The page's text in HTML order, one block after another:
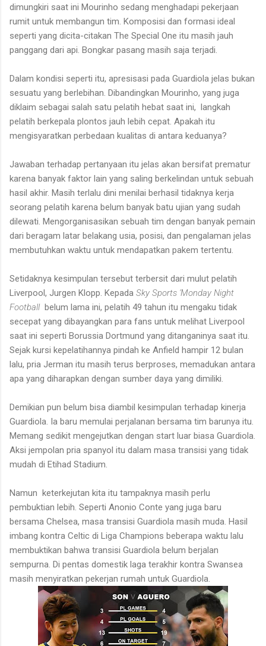
dimungkiri saat ini Mourinho sedang menghadapi pekerjaan
rumit untuk membangun tim. Komposisi dan formasi ideal
seperti yang dicita-citakan The Special One itu masih jauh
panggang dari api. Bongkar pasang masih saja terjadi.
Dalam kondisi seperti itu, apresisasi pada Guardiola jelas bukan
sesuatu yang berlebihan. Dibandingkan Mourinho, yang juga
diklaim sebagai salah satu pelatih hebat saat ini, langkah
pelatih berkepala plontos jauh lebih cepat. Apakah itu
mengisyaratkan perbedaan kualitas di antara keduanya?
Jawaban terhadap pertanyaan itu jelas akan bersifat prematur
karena banyak faktor lain yang saling berkelindan untuk sebuah
hasil akhir. Masih terlalu dini menilai berhasil tidaknya kerja
seorang pelatih karena belum banyak batu ujian yang sudah
dilewati. Mengorganisasikan sebuah tim dengan banyak pemain
dari beragam latar belakang usia, posisi, dan pengalaman jelas
membutuhkan waktu untuk mendapatkan pakem tertentu.
Setidaknya kesimpulan tersebut terbersit dari mulut pelatih
Liverpool, Jurgen Klopp. Kepada Sky Sports 'Monday Night
Footballbelum lama ini, pelatih 49 tahun itu mengaku tidak
secepat yang dibayangkan para fans untuk melihat Liverpool
saat ini seperti Borussia Dortmund yang ditanganinya saat itu.
Sejak kursi kepelatihannya pindah ke Anfield hampir 12 bulan
lalu, pria Jerman itu masih terus berproses, memadukan antara
apa yang diharapkan dengan sumber daya yang dimiliki.
Demikian pun belum bisa diambil kesimpulan terhadap kinerja
Guardiola. Ia baru memulai perjalanan bersama tim barunya itu.
Memang sedikit mengejutkan dengan start luar biasa Guardiola.
Aksi jempolan pria spanyol itu dalam masa transisi yang tidak
mudah di Etihad Stadium.
Namun keterkejutan kita itu tampaknya masih perlu
pembuktian lebih. Seperti Anonio Conte yang juga baru
bersama Chelsea, masa transisi Guardiola masih muda. Hasil
imbang kontra Celtic di Liga Champions beberapa waktu lalu
membuktikan bahwa transisi Guardiola belum berjalan
sempurna. Di pentas domestik laga terakhir kontra Swansea
masih menyiratkan pekerjan rumah untuk Guardiola.